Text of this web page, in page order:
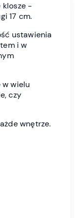
klosze -
17 cm.
ustawienia
i w
wielu
czy
wnętrze.